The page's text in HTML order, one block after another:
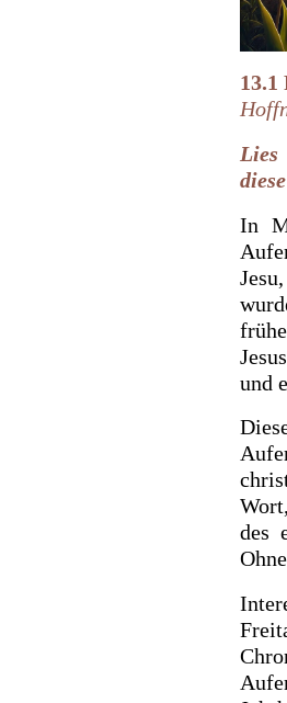
13.1
Lies
In
und
des